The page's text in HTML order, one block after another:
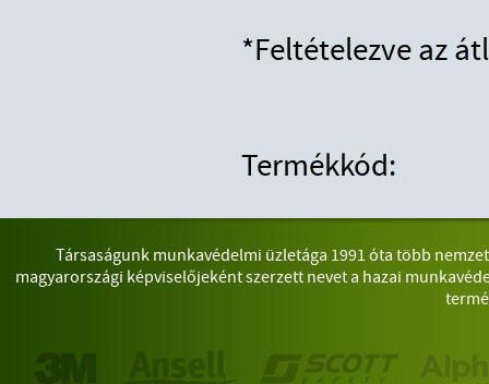
*Feltételezve az
Termékkód:
Társaságunk munkavédelmi üzletága 1991 óta több
magyarországi képviselőjeként szerzett nevet a hazai